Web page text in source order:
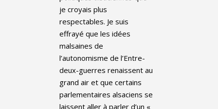
je croyais plus
respectables. Je suis
effrayé que les idées
malsaines de
l’autonomisme de l’Entre-
deux-guerres renaissent au
grand air et que certains
parlementaires alsaciens se
laissent aller à parler d’un «